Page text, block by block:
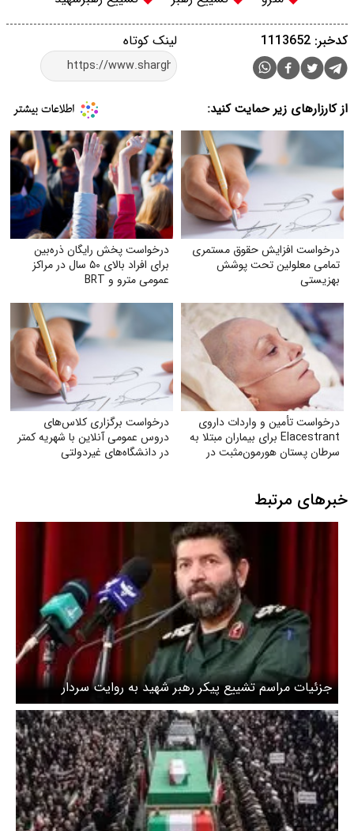
لینک کوتاه کدخبر: 1113652
از کارزارهای زیر حمایت کنید:
درخواست افزایش حقوق مستمری
تمامی معلولین تحت پوشش
بهزیستی
درخواست پخش رایگان ذره‌بین
برای افراد بالای ۵۰ سال در مراکز
عمومی مترو و BRT
درخواست تأمین و واردات داروی
Elacestrant برای بیماران مبتلا به
سرطان پستان هورمون‌مثبت در
درخواست برگزاری کلاس‌های
دروس عمومی آنلاین با شهریه کمتر
در دانشگاه‌های غیردولتی
خبرهای مرتبط
جزئیات مراسم تشییع پیکر رهبر شهید به روایت سردار
حسن‌زاده / مراسم تهران ۱۲ ساعت طول می‌کشد